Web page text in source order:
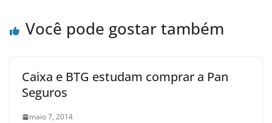
Você pode gostar também
Caixa e BTG estudam comprar a Pan
Seguros
maio 7, 2014